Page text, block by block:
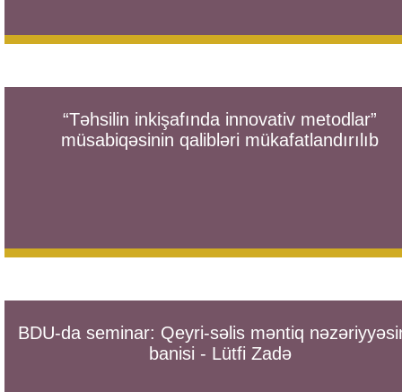
“Təhsilin inkişafında innovativ metodlar”
müsabiqəsinin qalibləri mükafatlandırılıb
BDU-da seminar: Qeyri-səlis məntiq
banisi - Lütfi Zadə